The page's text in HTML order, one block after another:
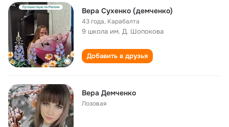
Вера Сухенко (демченко)
43 года, Карабалта
9 школа им. Д. Шопокова
Добавить в друзья
Вера Демченко
Лозовая